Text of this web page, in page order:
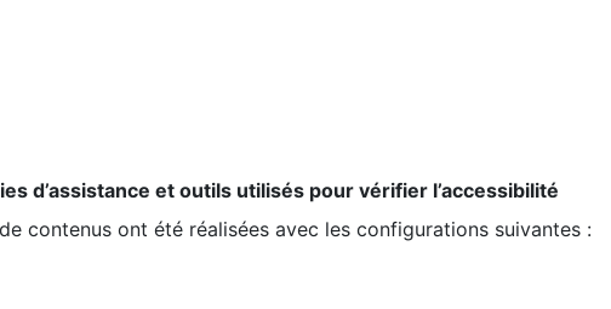
d’assistance et outils utilisés pour vérifier l’accessibilité
contenus ont été réalisées avec les configurations suivantes :